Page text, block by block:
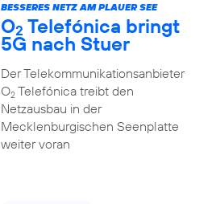
BESSERES NETZ AM PLAUER SEE
O2 Telefónica bringt
5G nach Stuer
Der Telekommunikationsanbieter
O2Telefónica treibt den
Netzausbau in der
Mecklenburgischen Seenplatte
weiter voran